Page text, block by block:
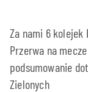
Za nami 6 kolejek
Przerwa na
podsumowanie
Zielonych